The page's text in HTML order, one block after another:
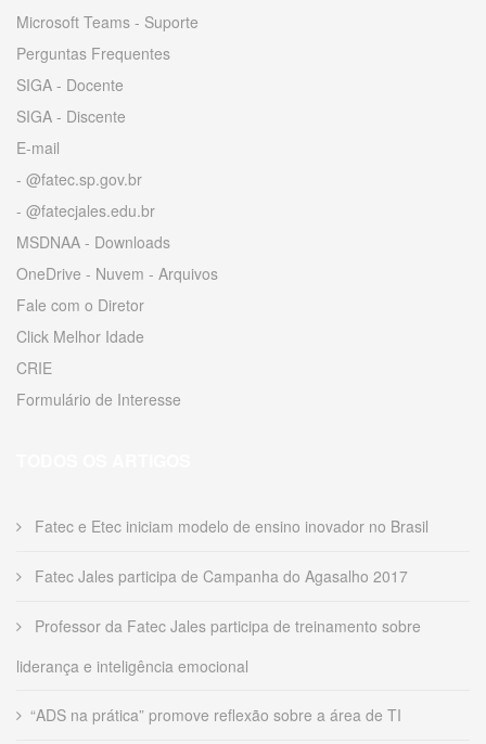
Microsoft Teams - Suporte
Perguntas Frequentes
SIGA - Docente
SIGA - Discente
E-mail
- @fatec.sp.gov.br
- @fatecjales.edu.br
MSDNAA - Downloads
OneDrive - Nuvem - Arquivos
Fale com o Diretor
Click Melhor Idade
CRIE
Formulário de Interesse
Fatec e Etec iniciam modelo de ensino inovador no Brasil
Fatec Jales participa de Campanha do Agasalho 2017
Professor da Fatec Jales participa de treinamento sobre
liderança e inteligência emocional
“ADS na prática” promove reflexão sobre a área de TI